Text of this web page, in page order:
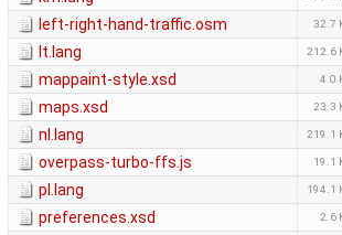
left-right-hand-traffic.osm 32.7
lt.lang 212.6
mappaint-style.xsd 4.0
maps.xsd 23.3
nl.lang 219.1
overpass-turbo-ffs.js 19.1
pl.lang 194.1
preferences.xsd 2.6